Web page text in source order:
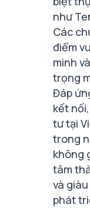
như
Các
điểm
minh
trọng
Đáp
kết
tư tại
trong
không
tâm
và
phát